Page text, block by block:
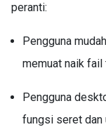
peranti:
Pengguna
memuat naik
Pengguna
fungsi seret dan